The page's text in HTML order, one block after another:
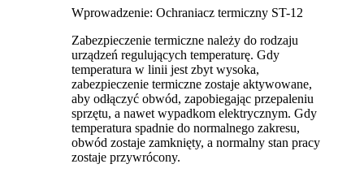
Wprowadzenie: Ochraniacz termiczny ST-12
Zabezpieczenie termiczne należy do rodzaju
urządzeń regulujących temperaturę. Gdy
temperatura w linii jest zbyt wysoka,
zabezpieczenie termiczne zostaje aktywowane,
aby odłączyć obwód, zapobiegając przepaleniu
sprzętu, a nawet wypadkom elektrycznym. Gdy
temperatura spadnie do normalnego zakresu,
obwód zostaje zamknięty, a normalny stan pracy
zostaje przywrócony.